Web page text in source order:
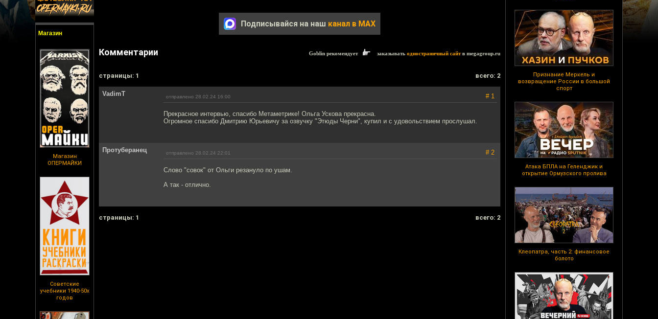
Магазин
Магазин
ОПЕРМАЙКИ
Советские
учебники 1940-50х
годов
Признание Меркель и
возвращение России в большой
спорт
Атака БПЛА на Геленджик и
открытие Ормузского пролива
Клеопатра, часть 2: финансовое
болото
Подписывайся на наш канал в MAX
Комментарии Goblin рекомендует заказывать одностраничный сайтв megagroup.ru
cтраницы: 1 всего: 2
VadimT отправлено 28.02.24 16:00 # 1
Прекрасное интервью, спасибо Метаметрике! Ольга Ускова прекрасна.
Огромное спасибо Дмитрию Юрьевичу за озвучку "Этюды Черни", купил и с удовольствием прослушал.
Протуберанец отправлено 28.02.24 22:01 # 2
Слово "совок" от Ольги резануло по ушам.
А так - отлично.
cтраницы: 1 всего: 2